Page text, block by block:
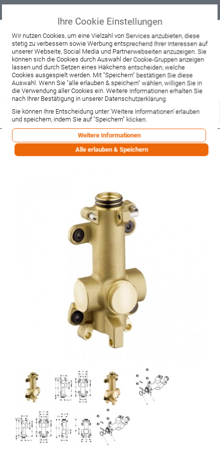
Beratung & Verkauf
+49 37467 66944
Montag - Freitag:
10:00 - 12:00 Uhr
13:00 - 16:00 Uhr
Samstag:
9:00 - 12:00 Uhr
Lieferzeitanfrage Widerruf
Hansgrohe Ablage Axor Starck
Grundset 120mm (40877180)
Ihre Cookie Einstellungen
Wir nutzen Cookies, um eine Vielzahl von Services anzubieten, diese
stetig zu verbessern sowie Werbung entsprechend Ihrer Interessen auf
unserer Webseite, Social Media und Partnerwebseiten anzuzeigen. Sie
können sich die Cookies durch Auswahl der Cookie-Gruppen anzeigen
lassen und durch Setzen eines Häkchens entscheiden, welche
Cookies ausgespielt werden. Mit "Speichern" bestätigen Sie diese
Auswahl. Wenn Sie "alle erlauben & speichern" wählen, willigen Sie in
die Verwendung aller Cookies ein. Weitere Informationen erhalten Sie
nach Ihrer Bestätigung in unserer Datenschutzerklärung.
Sie können Ihre Entscheidung unter 'Weitere Informationen' erlauben
und speichern, indem Sie auf "Speichern" klicken.
Weitere Informationen
Alle erlauben & Speichern